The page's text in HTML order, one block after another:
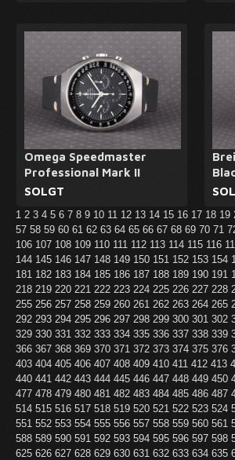
Omega Speedmaster
Professional Mark II
SOLGT
1 2 3 4 5 6 7 8 9 10 11 12 13 14 15 16 17 18 19
57 58 59 60 61 62 63 64 65 66 67 68 69 70 71
106 107 108 109 110 111 112 113 114 115 116
144 145 146 147 148 149 150 151 152 153 154
181 182 183 184 185 186 187 188 189 190 191
218 219 220 221 222 223 224 225 226 227 228
255 256 257 258 259 260 261 262 263 264 265
292 293 294 295 296 297 298 299 300 301 302
329 330 331 332 333 334 335 336 337 338 339
366 367 368 369 370 371 372 373 374 375 376
403 404 405 406 407 408 409 410 411 412 413
440 441 442 443 444 445 446 447 448 449 450
477 478 479 480 481 482 483 484 485 486 487
514 515 516 517 518 519 520 521 522 523 524
551 552 553 554 555 556 557 558 559 560 561
588 589 590 591 592 593 594 595 596 597 598
625 626 627 628 629 630 631 632 633 634 635